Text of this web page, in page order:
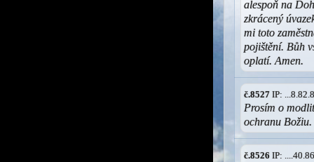
alespoň na
zkrácený
mi toto
pojištění. Bůh
oplatí. Amen.
č.8527 IP:
Prosím o
ochranu
č.8526 IP: